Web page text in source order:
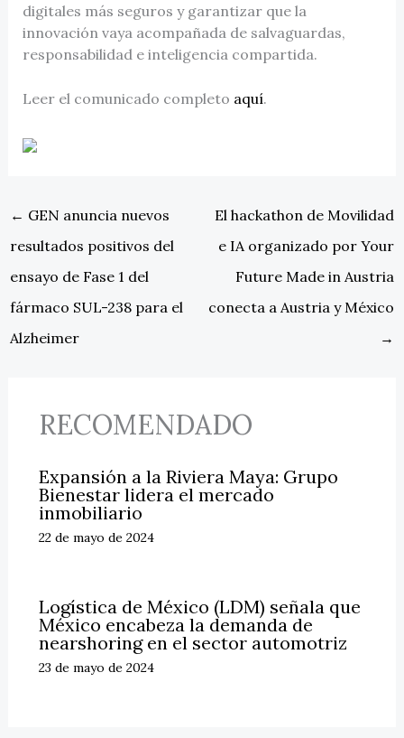
digitales más seguros y garantizar que la
innovación vaya acompañada de salvaguardas,
responsabilidad e inteligencia compartida.
Leer el comunicado completo aquí.
← GEN anuncia nuevos
resultados positivos del
ensayo de Fase 1 del
fármaco SUL-238 para el
Alzheimer
El hackathon de Movilidad
e IA organizado por Your
Future Made in Austria
conecta a Austria y México
→
RECOMENDADO
Expansión a la Riviera Maya: Grupo
Bienestar lidera el mercado
inmobiliario
22 de mayo de 2024
Logística de México (LDM) señala que
México encabeza la demanda de
nearshoring en el sector automotriz
23 de mayo de 2024